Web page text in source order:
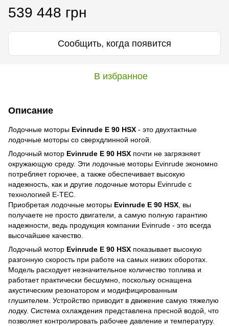
539 448 грн
Сообщить, когда появится
В избранное
Описание
Лодочные моторы Evinrude E 90 HSX - это двухтактные
лодочные моторы со сверхдлинной ногой.
Лодочный мотор Evinrude E 90 HSX почти не загрязняет
окружающую среду. Эти лодочные моторы Evinrude экономно
потребляет горючее, а также обеспечивает высокую
надежность, как и другие лодочные моторы Evinrude с
технологией E-TEC.
Приобретая лодочные моторы Evinrude E 90 HSX , вы
получаете не просто двигатели, а самую полную гарантию
надежности, ведь продукция компании Evinrude - это всегда
высочайшее качество.
Лодочный мотор Evinrude E 90 HSX показывает высокую
разгонную скорость при работе на самых низких оборотах.
Модель расходует незначительное количество топлива и
работает практически бесшумно, поскольку оснащена
акустическим резонатором и модифицированным
глушителем. Устройство приводит в движение самую тяжелую
лодку. Система охлаждения представлена пресной водой, что
позволяет контролировать рабочее давление и температуру.